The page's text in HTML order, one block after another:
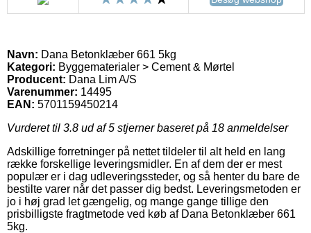
Navn: Dana Betonklæber 661 5kg
Kategori: Byggematerialer > Cement & Mørtel
Producent: Dana Lim A/S
Varenummer: 14495
EAN: 5701159450214
Vurderet til 3.8 ud af 5 stjerner baseret på 18 anmeldelser
Adskillige forretninger på nettet tildeler til alt held en lang
række forskellige leveringsmidler. En af dem der er mest
populær er i dag udleveringssteder, og så henter du bare de
bestilte varer når det passer dig bedst. Leveringsmetoden er
jo i høj grad let gængelig, og mange gange tillige den
prisbilligste fragtmetode ved køb af Dana Betonklæber 661
5kg.